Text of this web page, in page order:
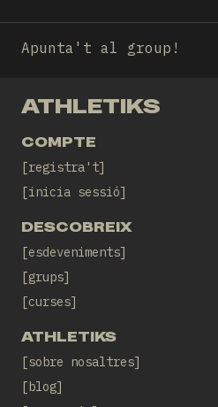
Apunta't al group!
ATHLETIKS
COMPTE
registra't
inicia sessió
DESCOBREIX
esdeveniments
grups
curses
ATHLETIKS
sobre nosaltres
blog